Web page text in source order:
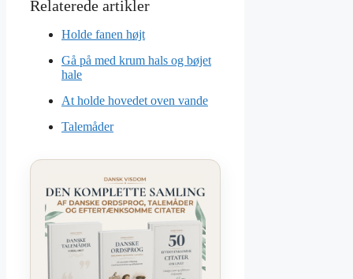
Holde fanen højt
Gå på med krum hals og bøjet
hale
At holde hovedet oven vande
Talemåder